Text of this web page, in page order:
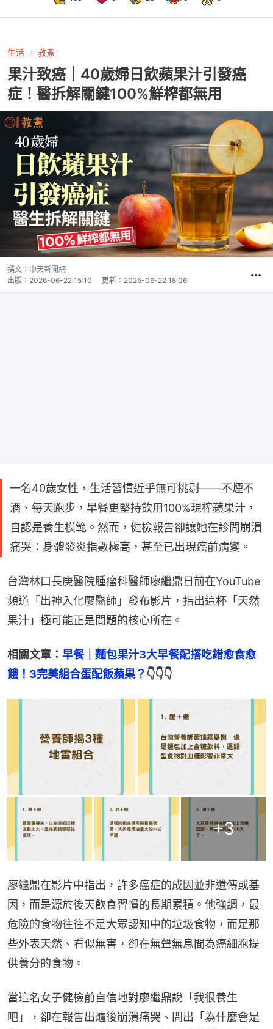
生活 教煮
果汁致癌｜40歲婦日飲蘋果汁引發癌
症！醫拆解關鍵100%鮮榨都無用
撰文： 中天新聞網
出版： 2026-06-22 15:10 更新： 2026-06-22 18:06
一名40歲女性，生活習慣近乎無可挑剔——不煙不
酒、每天跑步，早餐更堅持飲用100%現榨蘋果汁，
自認是養生模範。然而，健檢報告卻讓她在診間崩潰
痛哭：身體發炎指數極高，甚至已出現癌前病變。
台灣林口長庚醫院腫瘤科醫師廖繼鼎日前在YouTube
頻道「出神入化廖醫師」發布影片，指出這杯「天然
果汁」極可能正是問題的核心所在。
相關文章： 早餐｜麵包果汁3大早餐配搭吃錯愈食愈
餓！3完美組合蛋配飯蘋果？ 👇👇👇
+3
廖繼鼎在影片中指出，許多癌症的成因並非遺傳或基
因，而是源於後天飲食習慣的長期累積。他強調，最
危險的食物往往不是大眾認知中的垃圾食物，而是那
些外表天然、看似無害，卻在無聲無息間為癌細胞提
供養分的食物。
當這名女子健檢前自信地對廖繼鼎說「我很養生
吧」，卻在報告出爐後崩潰痛哭、問出「為什麼會是